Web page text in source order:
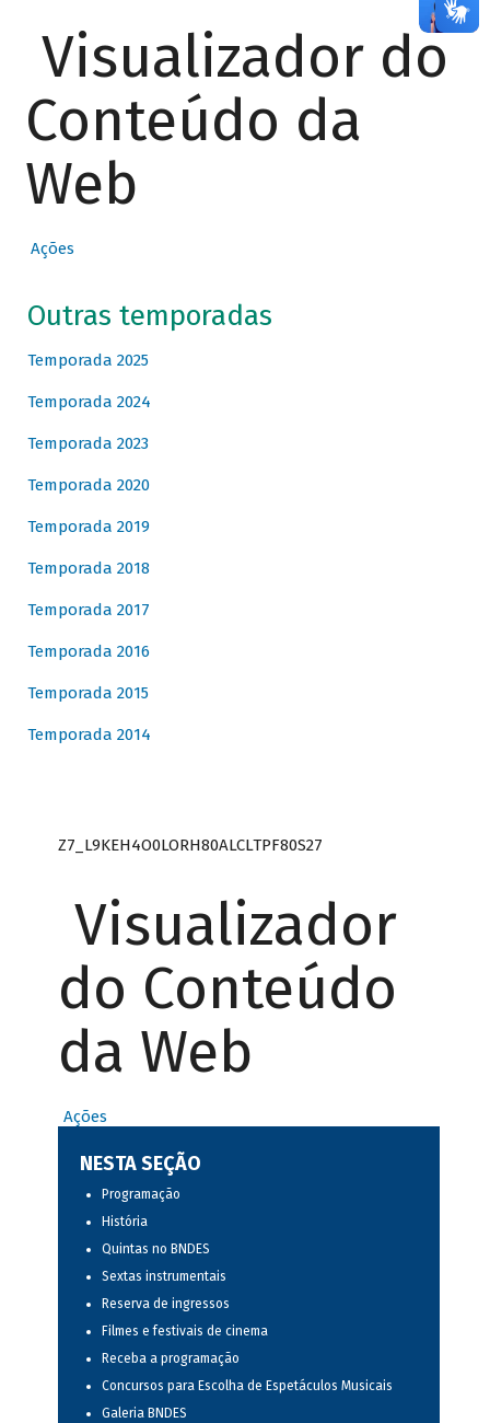
Visualizador do
Conteúdo da
Web
Ações
Outras temporadas
Temporada 2025
Temporada 2024
Temporada 2023
Temporada 2020
Temporada 2019
Temporada 2018
Temporada 2017
Temporada 2016
Temporada 2015
Temporada 2014
Z7_L9KEH4O0LORH80ALCLTPF80S27
Visualizador
do Conteúdo
da Web
Ações
NESTA SEÇÃO
Programação
História
Quintas no BNDES
Sextas instrumentais
Reserva de ingressos
Filmes e festivais de cinema
Receba a programação
Concursos para Escolha de Espetáculos Musicais
Galeria BNDES